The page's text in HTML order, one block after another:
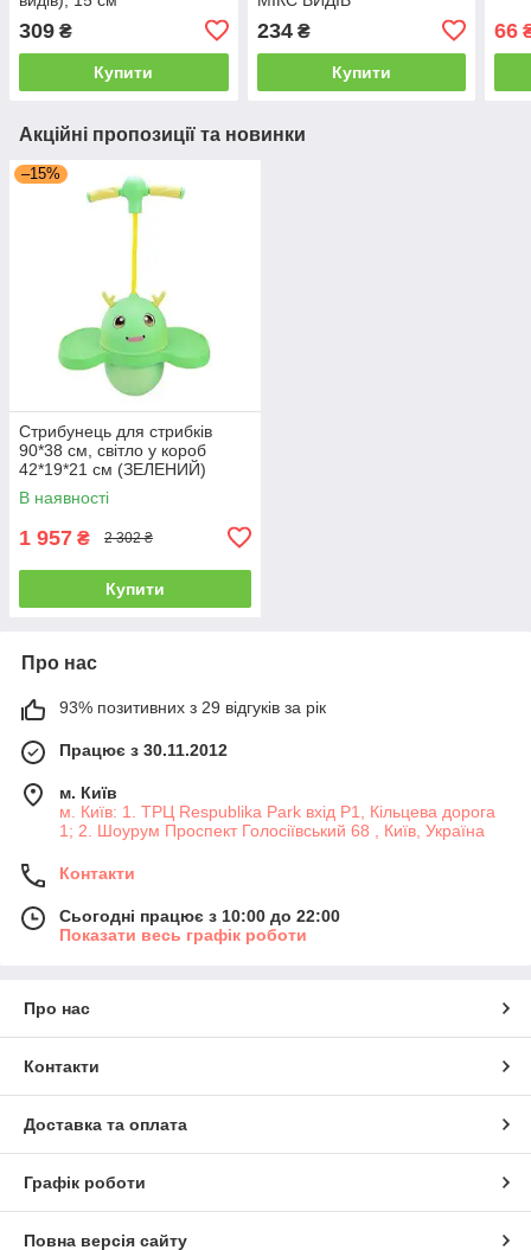
309 ₴
Купити
234₴
Купити
66
Акційні пропозиції та новинки
–15%
Стрибунець для стрибків
90*38 см, світло у короб
42*19*21 см (ЗЕЛЕНИЙ)
В наявності
1 957 ₴ 2 302 ₴
Купити
Про нас
93% позитивних з 29 відгуків за рік
Працює з 30.11.2012
м. Київ
м. Київ: 1. ТРЦ Respublika Park вхід P1, Кільцева дорога
1; 2. Шоурум Проспект Голосіївський 68 , Київ, Україна
Контакти
Сьогодні працює з 10:00 до 22:00
Показати весь графік роботи
Про нас
Контакти
Доставка та оплата
Графік роботи
Повна версія сайту